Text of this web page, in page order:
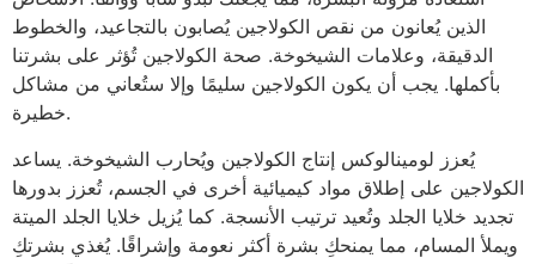
الذين يُعانون من نقص الكولاجين يُصابون بالتجاعيد، والخطوط
الدقيقة، وعلامات الشيخوخة. صحة الكولاجين تُؤثر على بشرتنا
بأكملها. يجب أن يكون الكولاجين سليمًا وإلا ستُعاني من مشاكل
خطيرة.
يُعزز لومينالوكس إنتاج الكولاجين ويُحارب الشيخوخة. يساعد
الكولاجين على إطلاق مواد كيميائية أخرى في الجسم، تُعزز بدورها
تجديد خلايا الجلد وتُعيد ترتيب الأنسجة. كما يُزيل خلايا الجلد الميتة
ويملأ المسام، مما يمنحكِ بشرة أكثر نعومة وإشراقًا. يُغذي بشرتكِ